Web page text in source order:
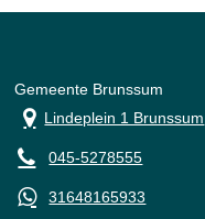
Gemeente Brunssum
Lindeplein 1 Brunssum
045-5278555
31648165933